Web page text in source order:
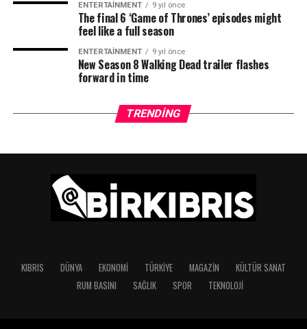
ENTERTAINMENT 9 yıl önce
The final 6 ‘Game of Thrones’ episodes might
feel like a full season
ENTERTAINMENT 9 yıl önce
New Season 8 Walking Dead trailer flashes
forward in time
TRENDING
KIBRIS DÜNYA EKONOMI TÜRKIYE MAGAZIN
KÜLTÜR SANAT
RUM BASINI
SAĞLIK SPOR TEKNOLOJI